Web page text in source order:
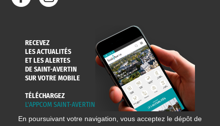
RECEVEZ
LES ACTUALITÉS
ET LES ALERTES
DE SAINT-AVERTIN
SUR VOTRE MOBILE
TÉLÉCHARGEZ
L'APPCOM SAINT-AVERTIN
En poursuivant votre navigation, vous acceptez le dépôt de